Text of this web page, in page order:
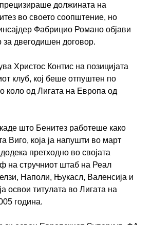
прецизираше должината на
во своето соопштение, но
Фабрицио Романо објави
за двегодишен договор.
Христос Контис на позицијата
клуб, кој беше отпуштен по
коло од Лигата на Европа од
што Бенитез работеше како
Виго, која ја напушти во март
претходно во својата
на стручниот штаб на Реал
Наполи, Њукасл, Валенсија и
освои титулата во Лигата на
година.